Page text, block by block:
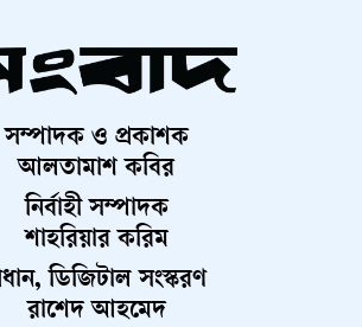
সম্পাদক ও প্রকাশক
আলতামাশ কবির
নির্বাহী সম্পাদক
শাহরিয়ার করিম
ডিজিটাল সংস্করণ
রাশেদ আহমেদ